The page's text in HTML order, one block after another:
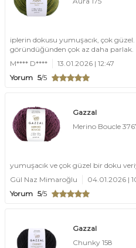
iplerin dokusu yumuşacık, çok
göründüğünden çok az daha parlak.
M**** D****
13.01.2026 | 12:47
Yorum 5/5
Gazzal
Merino Boucle
yumuşacık ve çok güzel bir doku
Gül Naz Mimaroğlu
04.01.2026 |
Yorum 5/5
Gazzal
Chunky 158